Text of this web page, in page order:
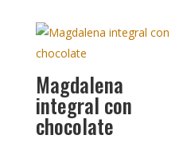
Magdalena
integral con
chocolate